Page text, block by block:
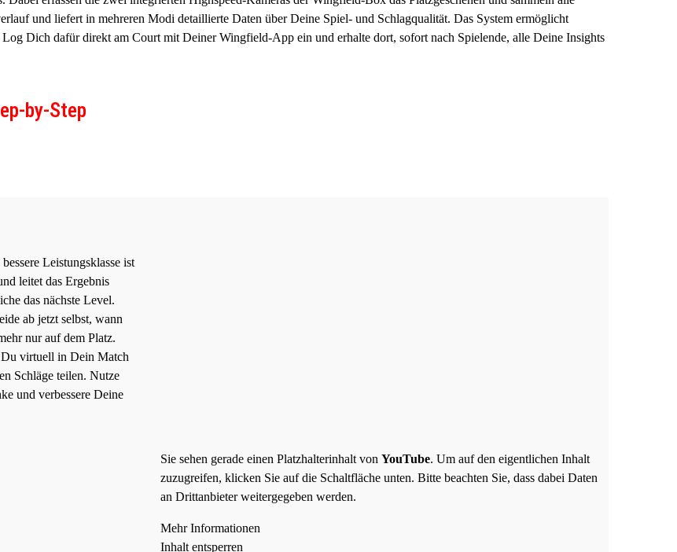
und liefert in mehreren Modi detaillierte Daten über Deine Spiel- und Schlagqualität. Das System ermöglicht
Dich dafür direkt am Court mit Deiner Wingfield-App ein und erhalte dort, sofort nach Spielende, alle Deine Insights
by-Step
Leistungsklasse ist
leitet das Ergebnis
das nächste Level.
ab jetzt selbst, wann
nur auf dem Platz.
virtuell in Dein Match
Schläge teilen. Nutze
und verbessere Deine
Sie sehen gerade einen Platzhalterinhalt von YouTube. Um auf den eigentlichen Inhalt
zuzugreifen, klicken Sie auf die Schaltfläche unten. Bitte beachten Sie, dass dabei Daten
an Drittanbieter weitergegeben werden.
Mehr Informationen
Inhalt entsperren